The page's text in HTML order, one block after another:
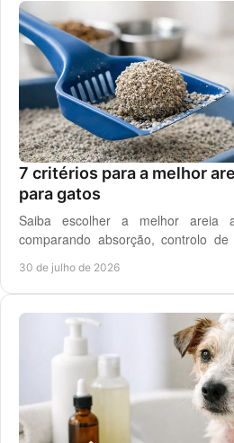
7 critérios para a melhor
para gatos
Saiba escolher a melhor areia
comparando absorção, controlo
30 de julho de 2026